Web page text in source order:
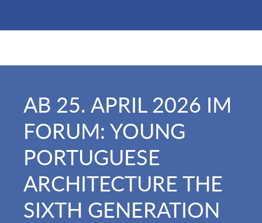
AB 25. APRIL 2026 IM
FORUM: YOUNG
PORTUGUESE
ARCHITECTURE THE
SIXTH GENERATION